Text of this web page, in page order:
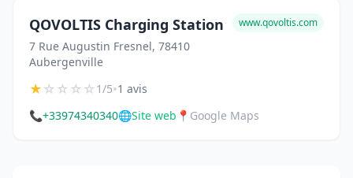
QOVOLTIS Charging Station
7 Rue Augustin Fresnel, 78410
Aubergenville
www.qovoltis.com
★☆☆☆☆1/5•1 avis
📞+33974340340🌐Site web 📍 Google Maps